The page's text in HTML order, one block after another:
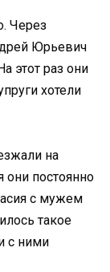
Через
Юрьевич
этот раз они
хотели
на
они постоянно
с мужем
такое
с ними